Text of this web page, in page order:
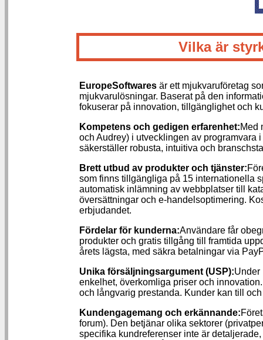
Vilka är
EuropeSoftwares är ett mjukvaruföretag
mjukvarulösningar. Baserat på den
fokuserar på innovation, tillgänglighet och
Kompetens och gedigen erfarenhet:Med
och Audrey) i utvecklingen av programvara
säkerställer robusta, intuitiva och
Brett utbud av produkter och tjänster:
som finns tillgängliga på 15 internationella
automatisk inlämning av webbplatser till
översättningar och e-handelsoptimering.
erbjudandet.
Fördelar för kunderna:Användare får
produkter och gratis tillgång till framtida
årets lägsta, med säkra betalningar via
Unika försäljningsargument (USP):Under
enkelhet, överkomliga priser och
och långvarig prestanda. Kunder kan till
Kundengagemang och erkännande:
forum). Den betjänar olika sektorer
specifika kundreferenser inte är